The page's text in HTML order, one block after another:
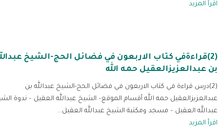
اقرأ المزيد
(2)قراءةفي كتاب الاربعون في فضائل الحج-الشيخ
بن عبدالعزيزالعقيل حمه الله
(2)درس قراءة في كتاب الاربعون في فضائل الحج-الشيخ عبدالله بن
عبدالعزيزالعقيل حمه الله أقسام الموقع– الشيخ عبدالله العقيل – ندوة
عبدالله العقيل – مسجد ومكتبة الشيخ عبدالله العقيل...
اقرأ المزيد